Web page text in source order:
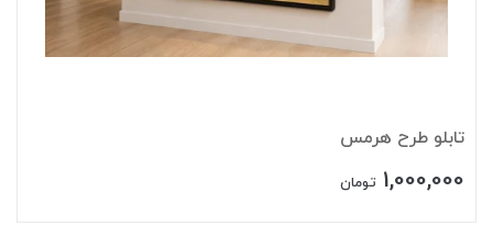
تابلو طرح هرمس
1,000,000 تومان